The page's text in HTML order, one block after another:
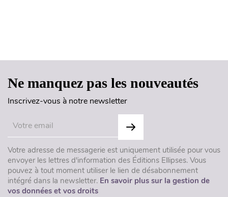
Ne manquez pas les nouveautés
Inscrivez-vous à notre newsletter
Votre adresse de messagerie est uniquement utilisée pour vous
envoyer les lettres d'information des Éditions Ellipses. Vous
pouvez à tout moment utiliser le lien de désabonnement
intégré dans la newsletter. En savoir plus sur la gestion de
vos données et vos droits